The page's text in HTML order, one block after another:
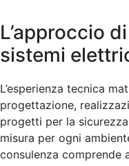
L’approccio
sistemi
L’esperienza tecnica
progettazione,
progetti per la
misura per ogni
consulenza comprende